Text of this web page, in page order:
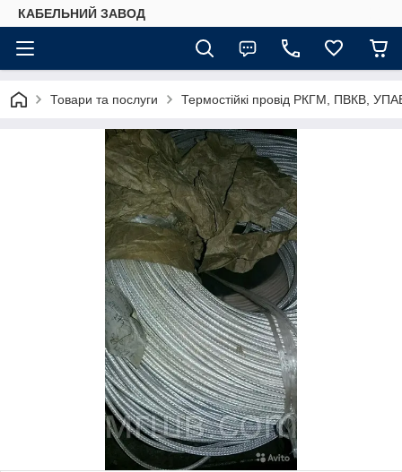
КАБЕЛЬНИЙ ЗАВОД
Товари та послуги Термостійкі провід РКГМ, ПВКВ,